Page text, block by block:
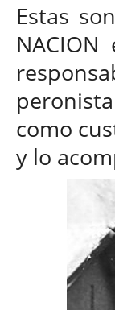
Estas
como
y lo